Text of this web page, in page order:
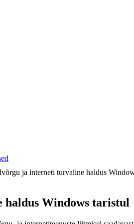
ja interneti turvaline haldus
Windows taristul